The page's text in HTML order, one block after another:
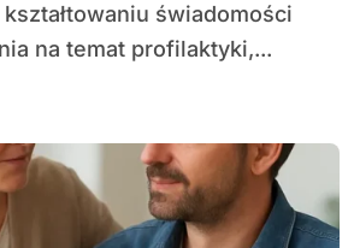
świadomości
na temat profilaktyki,...